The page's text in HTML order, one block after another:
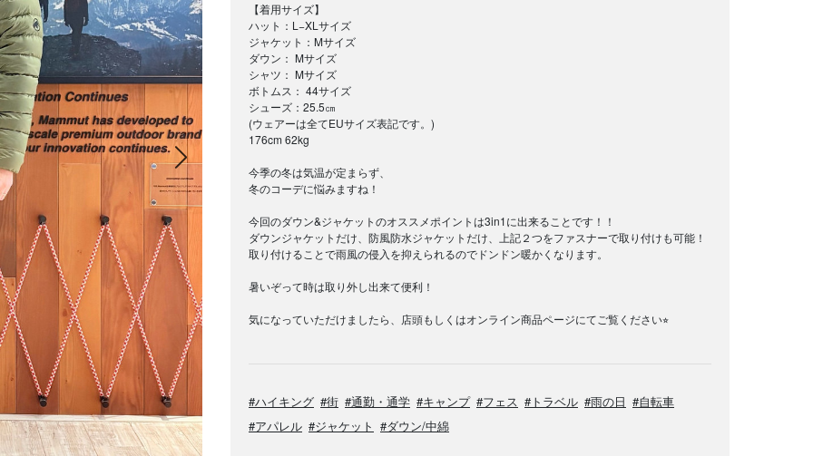
次の画像
【着用サイズ】
ハット：L−XLサイズ
ジャケット：Mサイズ
ダウン： Mサイズ
シャツ： Mサイズ
ボトムス： 44サイズ
シューズ：25.5㎝
(ウェアーは全てEUサイズ表記です。)
176cm 62kg
今季の冬は気温が定まらず、
冬のコーデに悩みますね！
今回のダウン&ジャケットのオススメポイントは3in1に出来ることです！！
ダウンジャケットだけ、防風防水ジャケットだけ、上記２つをファスナーで取り付けも可能！
取り付けることで雨風の侵入を抑えられるのでドンドン暖かくなります。
暑いぞって時は取り外し出来て便利！
気になっていただけましたら、店頭もしくはオンライン商品ページにてご覧ください⭐︎
#ハイキング #街 #通勤・通学 #キャンプ #フェス #トラベル #雨の日 #自転車
#アパレル #ジャケット #ダウン/中綿